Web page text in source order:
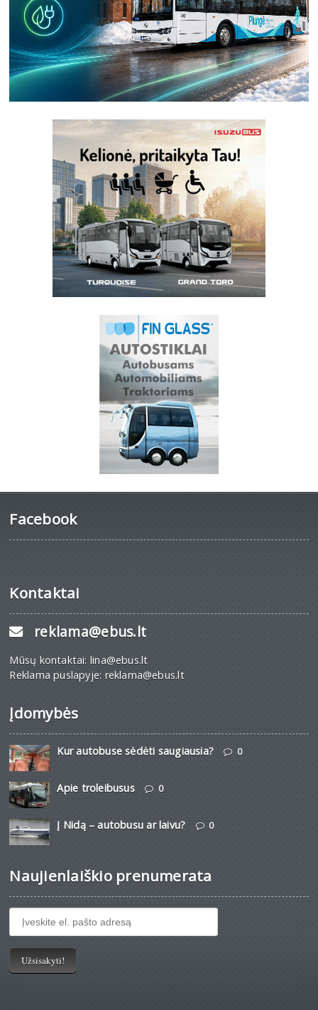
Facebook
Kontaktai
reklama@ebus.lt
Mūsų kontaktai: lina@ebus.lt
Reklama puslapyje: reklama@ebus.lt
Įdomybės
Kur autobuse sėdėti saugiausia? 0
Apie troleibusus 0
Į Nidą – autobusu ar laivu? 0
Naujienlaiškio prenumerata